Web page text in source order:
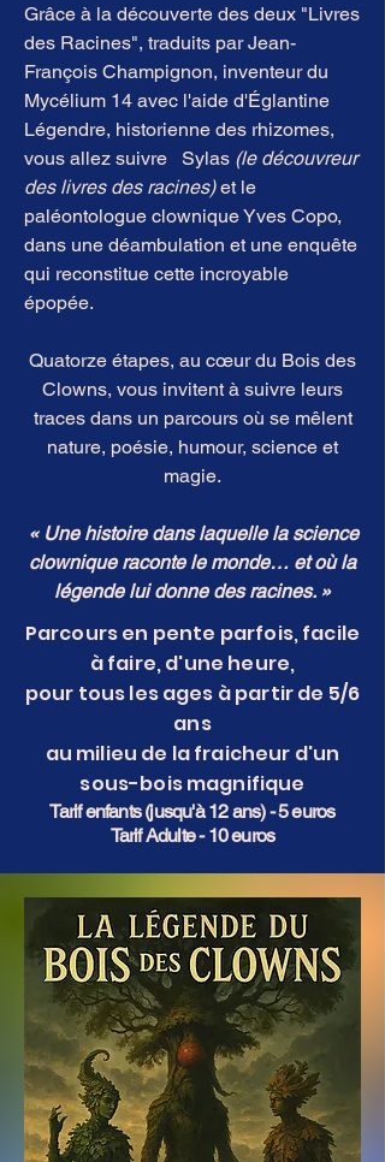
Grâce à la découverte des deux "Livres
des Racines", traduits par Jean-
François Champignon, inventeur du
Mycélium 14 avec l'aide d'Églantine
Légendre, historienne des rhizomes,
vous allez suivre Sylas (le découvreur
des livres des racines)et le
paléontologue clownique Yves Copo,
dans une déambulation et une enquête
qui reconstitue cette incroyable
épopée.
Quatorze étapes, au cœur du Bois des
Clowns, vous invitent à suivre leurs
traces dans un parcours où se mêlent
nature, poésie, humour, science et
magie.
« Une histoire dans laquelle la science
clownique raconte le monde… et où la
légende lui donne des racines. »
Parcours en pente parfois, facile
à faire, d'une heure,
pour tous les ages à partir de 5/6
ans
au milieu de la fraicheur d'un
sous-bois magnifique
Tarif enfants (jusqu'à 12 ans) - 5 euros
Tarif Adulte - 10 euros